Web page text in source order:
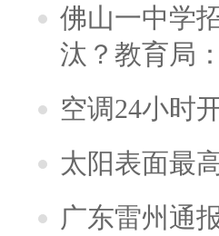
佛山一中学
汰？教育局
空调24小时
太阳表面最
广东雷州通